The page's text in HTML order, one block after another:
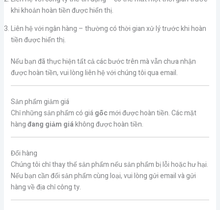
khi khoản hoàn tiền được hiển thị.
Liên hệ với ngân hàng – thường có thời gian xử lý trước khi hoàn
tiền được hiển thị.
Nếu bạn đã thực hiện tất cả các bước trên mà vẫn chưa nhận
được hoàn tiền, vui lòng liên hệ với chúng tôi qua email.
Sản phẩm giảm giá
Chỉ những sản phẩm có giágốcmới được hoàn tiền. Các mặt
hàngđang giảm giákhông được hoàn tiền.
Đổi hàng
Chúng tôi chỉ thay thế sản phẩm nếu sản phẩm bị lỗi hoặc hư hại.
Nếu bạn cần đổi sản phẩm cùng loại, vui lòng gửi email và gửi
hàng về địa chỉ công ty.